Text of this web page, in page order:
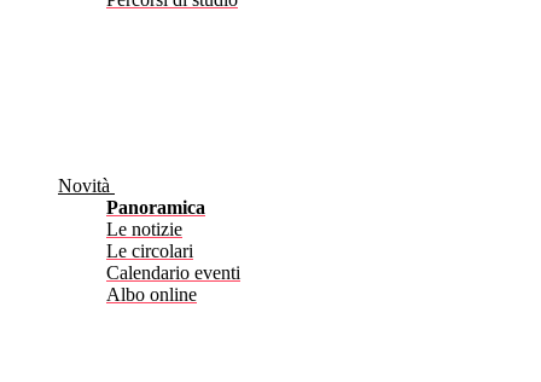
Novità
Panoramica
Le notizie
Le circolari
Calendario eventi
Albo online